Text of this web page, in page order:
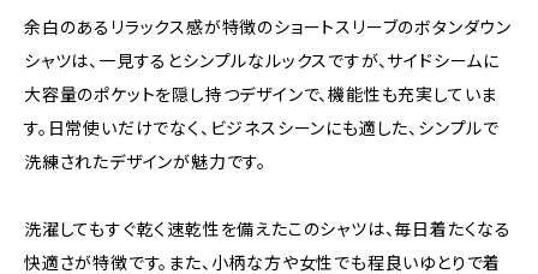
余白のあるリラックス感が特徴のショートスリーブのボタンダウン
シャツは、一見するとシンプルなルックスですが、サイドシームに
大容量のポケットを隠し持つデザインで、機能性も充実していま
す。日常使いだけでなく、ビジネスシーンにも適した、シンプルで
洗練されたデザインが魅力です。
洗濯してもすぐ乾く速乾性を備えたこのシャツは、毎日着たくなる
快適さが特徴です。また、小柄な方や女性でも程良いゆとりで着